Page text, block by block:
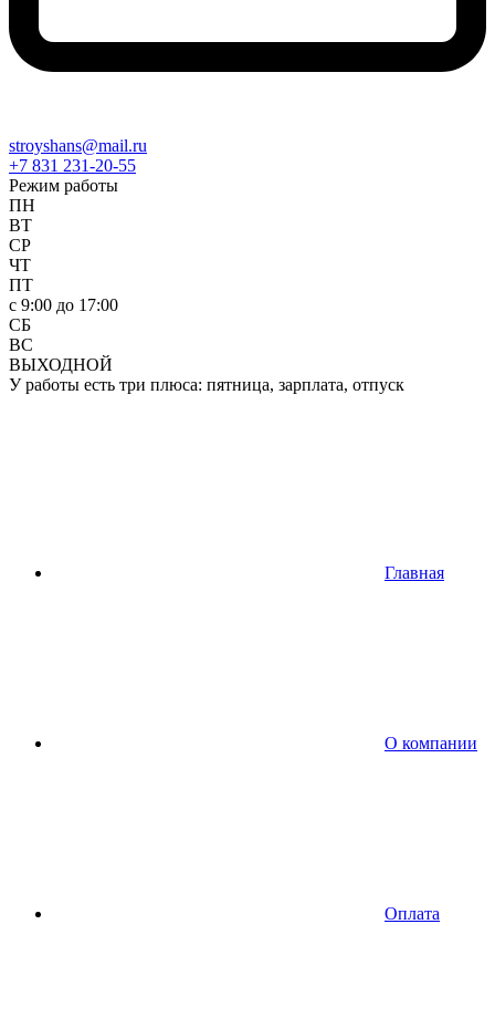
stroyshans@mail.ru
+7 831 231-20-55
Режим работы
ПН
ВТ
СР
ЧТ
ПТ
c 9:00 до 17:00
СБ
ВС
ВЫХОДНОЙ
У работы есть три плюса: пятница, зарплата, отпуск
Главная
О компании
Оплата